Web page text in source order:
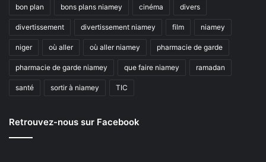
bon plan bons plans niamey cinéma divers
divertissement divertissement niamey film niamey
niger où aller où aller niamey pharmacie de garde
pharmacie de garde niamey que faire niamey ramadan
santé sortir à niamey TIC
Retrouvez-nous sur Facebook